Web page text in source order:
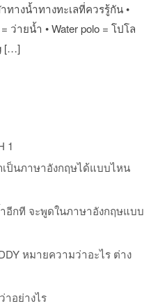
ทางน้ำทางทะเลที่ควรรู้กัน •
ว่ายน้ำ • Water polo = โปโล
[…]
1
ป็นภาษาอังกฤษได้แบบไหน
อีกที จะพูดในภาษาอังกฤษแบบ
หมายความว่าอะไร ต่าง
อย่างไร